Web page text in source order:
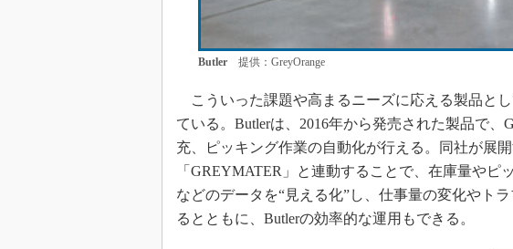
Butler提供：GreyOrange
こういった課題や高まるニーズに応える製品とし
ている。Butlerは、2016年から発売された製品で
充、ピッキング作業の自動化が行える。同社が展
「GREYMATER」と連動することで、在庫量や
などのデータを“見える化”し、仕事量の変化やト
るとともに、Butlerの効率的な運用もできる。